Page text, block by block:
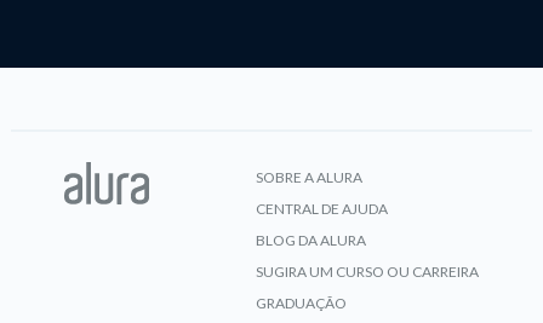
SOBRE A ALURA
CENTRAL DE AJUDA
BLOG DA ALURA
SUGIRA UM CURSO OU CARREIRA
GRADUAÇÃO